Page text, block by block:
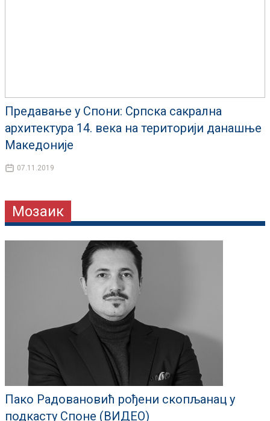
Предавање у Спони: Српска сакрална
архитектура 14. века на територији данашње
Македоније
07.11.2019
Мозаик
Пако Радовановић рођени скопљанац у
подкасту Споне (ВИДЕО)